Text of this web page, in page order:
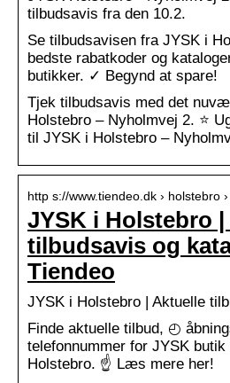
tilbudsavis fra den 10.2.
Se tilbudsavisen fra JYSK i
bedste rabatkoder og
butikker. ✓ Begynd at spare!
Tjek tilbudsavis med det
Holstebro – Nyholmvej 2. ⭐
til JYSK i Holstebro –
http s://www.tiendeo.dk › holstebro
JYSK i Holstebro
tilbudsavis og
Tiendeo
JYSK i Holstebro | Aktuelle
Finde aktuelle tilbud, ◴
telefonnummer for JYSK
Holstebro. ☝ Læs mere her!